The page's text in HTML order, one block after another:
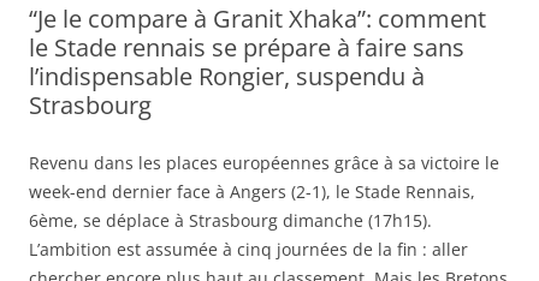
“Je le compare à Granit Xhaka”: comment
le Stade rennais se prépare à faire sans
l’indispensable Rongier, suspendu à
Strasbourg
Revenu dans les places européennes grâce à sa victoire le
week-end dernier face à Angers (2-1), le Stade Rennais,
6ème, se déplace à Strasbourg dimanche (17h15).
L’ambition est assumée à cinq journées de la fin : aller